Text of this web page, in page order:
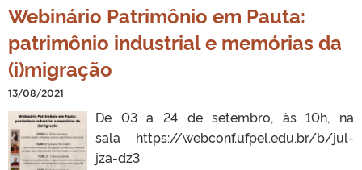
Webinário Patrimônio em Pauta:
patrimônio industrial e memórias da
(i)migração
13/08/2021
De 03 a 24 de setembro, às 10h, na
sala https://webconf.ufpel.edu.br/b/jul-
jza-dz3